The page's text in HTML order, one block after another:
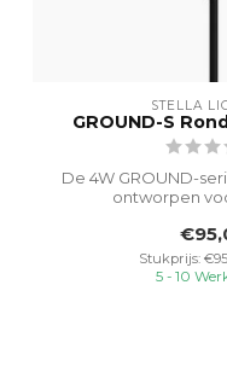
Behuizing Hoogte
Diameter
Uitsparing Diameter
STELLA
GROUND-S
De 4W GROUND-
ontworpen
Stukprijs:
5 - 10